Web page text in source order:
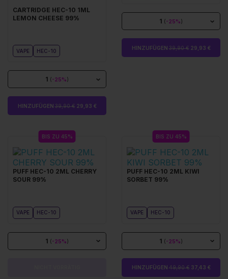
CARTRIDGE HEC-10 1ML
LEMON CHEESE 99%
VAPE HEC-10
1 (-25%)
HINZUFÜGEN 39,90 € 29,93 €
1 (-25%)
HINZUFÜGEN 39,90 € 29,93 €
BIS ZU 45%
PUFF HEC-10 2ML CHERRY
SOUR 99%
VAPE HEC-10
1 (-25%)
BIS ZU 45%
PUFF HEC-10 2ML KIWI
SORBET 99%
VAPE HEC-10
1 (-25%)
HINZUFÜGEN 49,90 € 37,43 €